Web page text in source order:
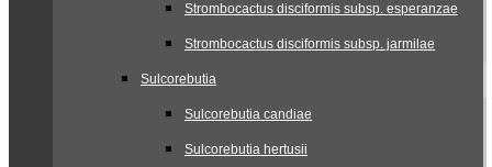
Strombocactus disciformis subsp. esperanzae
Strombocactus disciformis subsp. jarmilae
Sulcorebutia
Sulcorebutia candiae
Sulcorebutia hertusii